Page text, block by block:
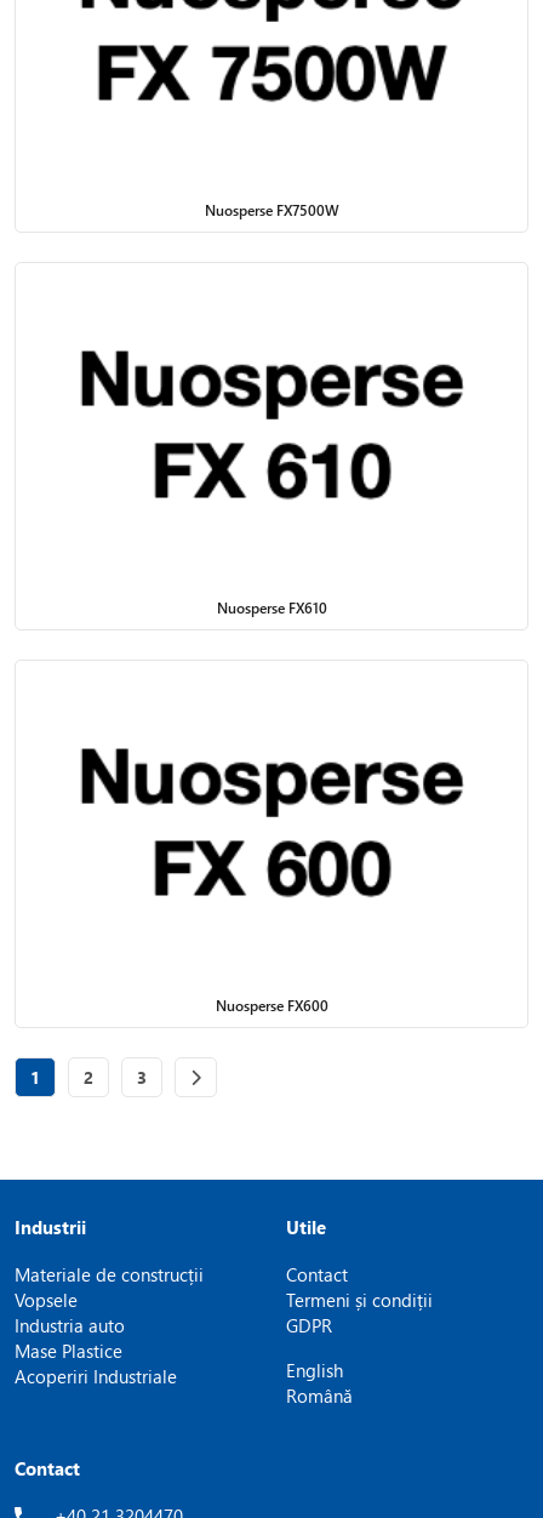
Nuosperse FX7500W
Nuosperse FX610
Nuosperse FX600
Page
1 Page
2 Page
3
Industrii
Materiale de construcții
Vopsele
Industria auto
Mase Plastice
Acoperiri Industriale
Utile
Contact
Termeni și condiții
GDPR
English
Română
Contact